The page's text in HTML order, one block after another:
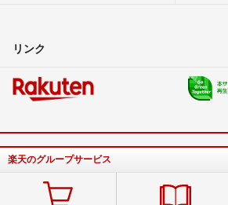
リンク
楽天のグループサービス